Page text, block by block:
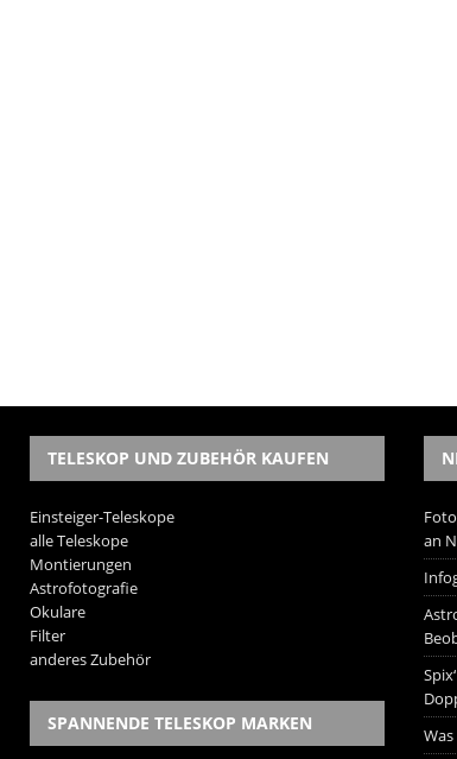
TELESKOP UND ZUBEHÖR KAUFEN
Einsteiger-Teleskope
alle Teleskope
Montierungen
Astrofotografie
Okulare
Filter
anderes Zubehör
SPANNENDE TELESKOP MARKEN
an